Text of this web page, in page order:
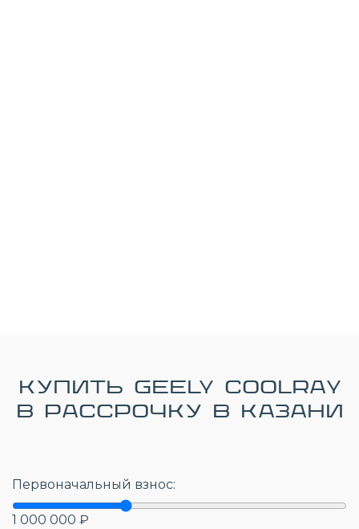
Купить GEELY Coolray
в рассрочку в Казани
Первоначальный взнос:
1 000 000 ₽